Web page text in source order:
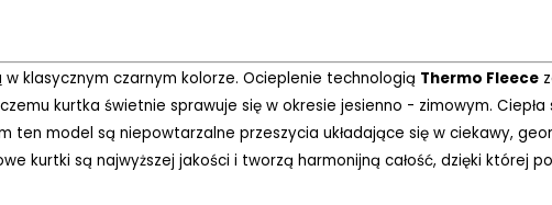
w klasycznym czarnym kolorze. Ocieplenie technologią Thermo Fleece
kurtka świetnie sprawuje się w okresie jesienno - zimowym.
ten model są niepowtarzalne przeszycia układające się w ciekawy,
kurtki są najwyższej jakości i tworzą harmonijną całość, dzięki której